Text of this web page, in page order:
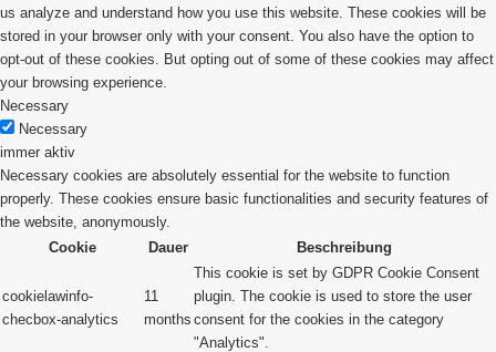
us analyze and understand how you use this website. These cookies will be
stored in your browser only with your consent. You also have the option to
opt-out of these cookies. But opting out of some of these cookies may affect
your browsing experience.
Necessary
Necessary
immer aktiv
Necessary cookies are absolutely essential for the website to function
properly. These cookies ensure basic functionalities and security features of
the website, anonymously.
Cookie
Dauer Beschreibung
cookielawinfo-
checbox-analytics
11
months
This cookie is set by GDPR Cookie Consent
plugin. The cookie is used to store the user
consent for the cookies in the category
"Analytics".